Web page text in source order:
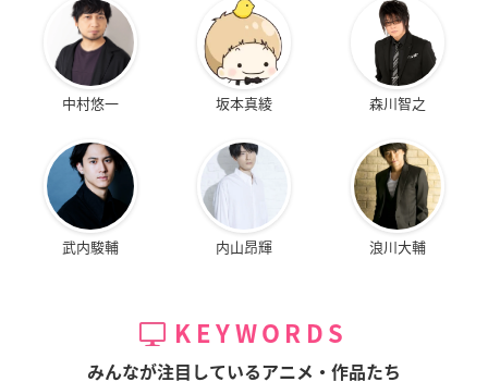
中村悠一 坂本真綾 森川智之
武内駿輔 内山昂輝 浪川大輔
KEYWORDS
みんなが注目しているアニメ・作品たち